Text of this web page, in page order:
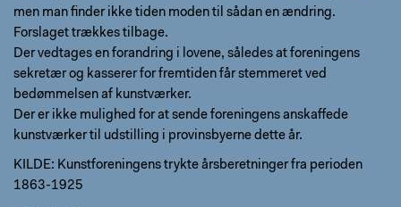
men man finder ikke tiden moden til sådan en ændring.
Forslaget trækkes tilbage.
Der vedtages en forandring i lovene, således at foreningens
sekretær og kasserer for fremtiden får stemmeret ved
bedømmelsen af kunstværker.
Der er ikke mulighed for at sende foreningens anskaffede
kunstværker til udstilling i provinsbyerne dette år.
KILDE: Kunstforeningens trykte årsberetninger fra perioden
1863-1925